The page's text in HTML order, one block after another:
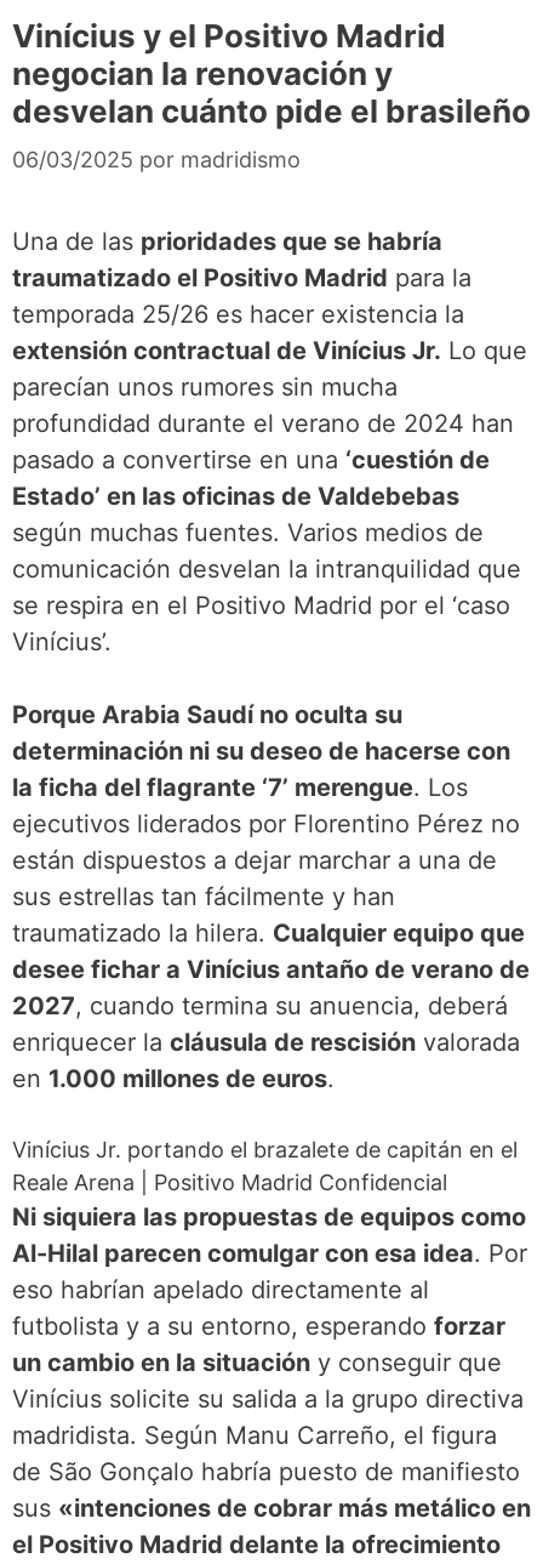
Vinícius y el Positivo Madrid
negocian la renovación y
desvelan cuánto pide el brasileño
06/03/2025 por madridismo
Una de las prioridades que se habría
traumatizado el Positivo Madrid para la
temporada 25/26 es hacer existencia la
extensión contractual de Vinícius Jr. Lo que
parecían unos rumores sin mucha
profundidad durante el verano de 2024 han
pasado a convertirse en una ‘cuestión de
Estado’ en las oficinas de Valdebebas
según muchas fuentes. Varios medios de
comunicación desvelan la intranquilidad que
se respira en el Positivo Madrid por el ‘caso
Vinícius’.
Porque Arabia Saudí no oculta su
determinación ni su deseo de hacerse con
la ficha del flagrante ‘7’ merengue. Los
ejecutivos liderados por Florentino Pérez no
están dispuestos a dejar marchar a una de
sus estrellas tan fácilmente y han
traumatizado la hilera. Cualquier equipo que
desee fichar a Vinícius antaño de verano de
2027, cuando termina su anuencia, deberá
enriquecer la cláusula de rescisión valorada
en 1.000 millones de euros.
Vinícius Jr. portando el brazalete de capitán en el
Reale Arena
Positivo Madrid Confidencial
Ni siquiera las propuestas de equipos como
Al-Hilal parecen comulgar con esa idea. Por
eso habrían apelado directamente al
futbolista y a su entorno, esperando forzar
un cambio en la situación y conseguir que
Vinícius solicite su salida a la grupo directiva
madridista. Según Manu Carreño, el figura
de São Gonçalo habría puesto de manifiesto
sus «intenciones de cobrar más metálico en
el Positivo Madrid delante la ofrecimiento